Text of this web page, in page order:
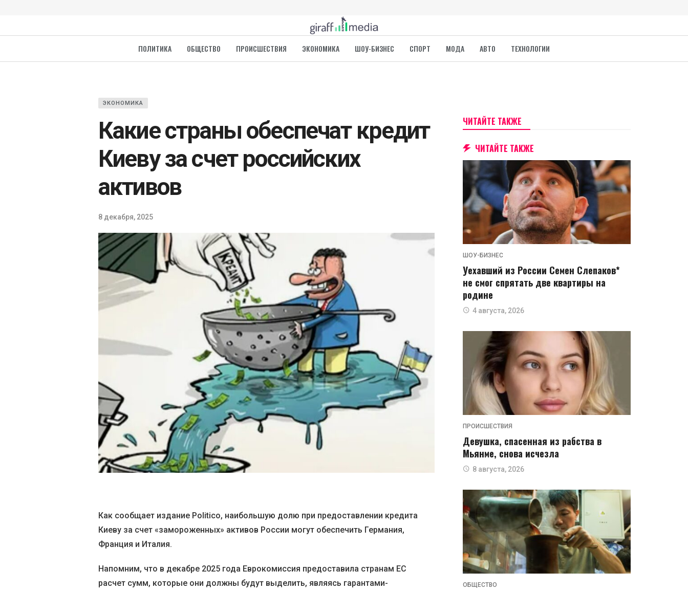
ПОЛИТИКА ОБЩЕСТВО ПРОИСШЕСТВИЯ ЭКОНОМИКА ШОУ-БИЗНЕС СПОРТ МОДА АВТО ТЕХНОЛОГИИ
ЭКОНОМИКА
Какие страны обеспечат кредит
Киеву за счет российских
активов
8 декабря, 2025
Как сообщает издание Politico, наибольшую долю при предоставлении кредита
Киеву за счет «замороженных» активов России могут обеспечить Германия,
Франция и Италия.
Напомним, что в декабре 2025 года Еврокомиссия предоставила странам ЕС
расчет сумм, которые они должны будут выделить, являясь гарантами-
ЧИТАЙТЕ ТАКЖЕ
ЧИТАЙТЕ ТАКЖЕ
ШОУ-БИЗНЕС
Уехавший из России Семен Слепаков*
не смог спрятать две квартиры на
родине
4 августа, 2026
ПРОИСШЕСТВИЯ
Девушка, спасенная из рабства в
Мьянме, снова исчезла
8 августа, 2026
ОБЩЕСТВО